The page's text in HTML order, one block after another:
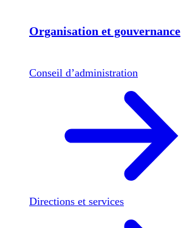
Organisation et gouvernance
Conseil d’administration
Directions et services